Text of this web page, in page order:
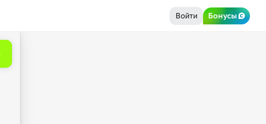
Войти Бонусы